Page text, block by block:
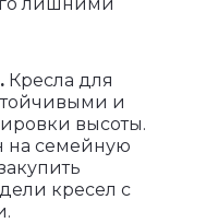
Кресла для
и
высоты.
на семейную
кресел с